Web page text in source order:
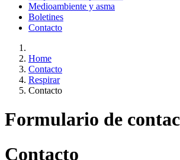
Medioambiente y asma
Boletines
Contacto
Home
Contacto
Respirar
Contacto
Formulario de
Contacto